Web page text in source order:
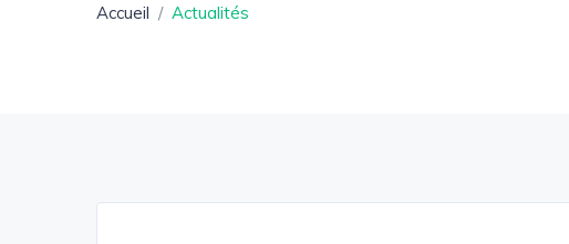
Accueil Actualités